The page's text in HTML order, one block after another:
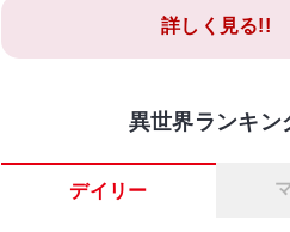
詳しく見る!!
異世界ランキン
デイリー